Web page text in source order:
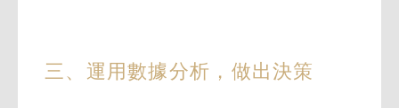
三、運用數據分析，做出決策